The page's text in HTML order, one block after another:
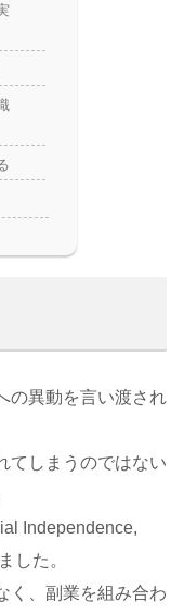
の異動を言い渡され
てしまうのではない
Independence,
した。
く、副業を組み合わ